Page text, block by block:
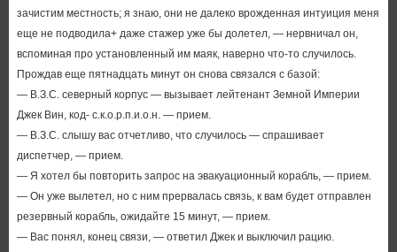
зачистим местность; я знаю, они не далеко врожденная интуиция меня
еще не подводила+ даже стажер уже бы долетел, — нервничал он,
вспоминая про установленный им маяк, наверно что-то случилось.
Прождав еще пятнадцать минут он снова связался с базой:
— В.З.С. северный корпус — вызывает лейтенант Земной Империи
Джек Вин, код- с.к.о.р.п.и.о.н. — прием.
— В.З.С. слышу вас отчетливо, что случилось — спрашивает
диспетчер, — прием.
— Я хотел бы повторить запрос на эвакуационный корабль, — прием.
— Он уже вылетел, но с ним прервалась связь, к вам будет отправлен
резервный корабль, ожидайте 15 минут, — прием.
— Вас понял, конец связи, — ответил Джек и выключил рацию.